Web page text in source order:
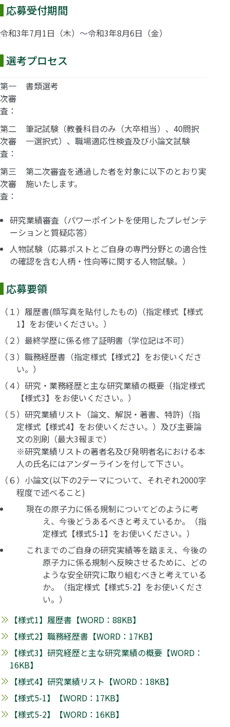
応募受付期間
令和3年7月1日（木）～令和3年8月6日（金）
選考プロセス
第一
次審
査：
書類選考
第二
次審
査：
筆記試験（教養科目のみ（大卒相当）、40問択
一選択式）、職場適応性検査及び小論文試験
第三
次審
査：
第二次審査を通過した者を対象に以下のとおり実
施いたします。
研究業績審査（パワーポイントを使用したプレゼンテ
ーションと質疑応答）
人物試験（応募ポストとご自身の専門分野との適合性
の確認を含む人柄・性向等に関する人物試験。）
応募要領
（１）履歴書(顔写真を貼付したもの)（指定様式【様式
1】をお使いください。）
（２）最終学歴に係る修了証明書（学位記は不可）
（３）職務経歴書（指定様式【様式2】をお使いくださ
い。）
（４）研究・業務経歴と主な研究業績の概要（指定様式
【様式3】をお使いください。）
（５）研究業績リスト（論文、解説・著書、特許)（指
定様式【様式4】をお使いください。）及び主要論
文の別刷（最大3報まで）
※研究業績リストの著者名及び発明者名における本
人の氏名にはアンダーラインを付して下さい。
（６）小論文(以下の2テーマについて、それぞれ2000字
程度で述べること)
現在の原子力に係る規制についてどのように考
え、今後どうあるべきと考えているか。（指
定様式【様式5-1】をお使いください。）
これまでのご自身の研究実績等を踏まえ、今後の
原子力に係る規制へ反映させるために、どの
ような安全研究に取り組むべきと考えている
か。（指定様式【様式5-2】をお使いくださ
い。）
【様式1】履歴書【WORD：88KB】
【様式2】職務経歴書【WORD：17KB】
【様式3】研究経歴と主な研究業績の概要【WORD：
16KB】
【様式4】研究業績リスト【WORD：18KB】
【様式5-1】【WORD：17KB】
【様式5-2】【WORD：16KB】